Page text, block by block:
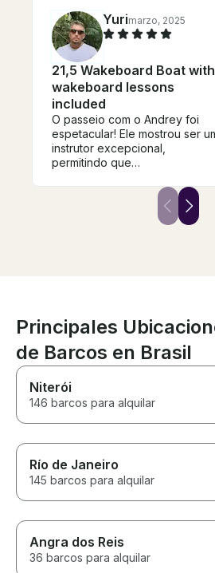
Yurimarzo, 2025
21,5 Wakeboard Boat with
wakeboard lessons
included
O passeio com o Andrey foi
espetacular! Ele mostrou ser
instrutor excepcional,
permitindo que
bela represa de Igaratá. Além
disso, foi incrível ver meus
Principales
de Barcos en Brasil
Niterói
146 barcos para alquilar
Río de Janeiro
145 barcos para alquilar
Angra dos Reis
36 barcos para alquilar